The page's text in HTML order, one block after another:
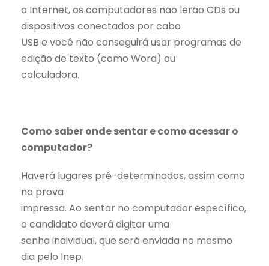
a Internet, os computadores não lerão CDs ou
dispositivos conectados por cabo
USB e você não conseguirá usar programas de
edição de texto (como Word) ou
calculadora.
Como saber onde sentar e como acessar o
computador?
Haverá lugares pré-determinados, assim como
na prova
impressa. Ao sentar no computador específico,
o candidato deverá digitar uma
senha individual, que será enviada no mesmo
dia pelo Inep.